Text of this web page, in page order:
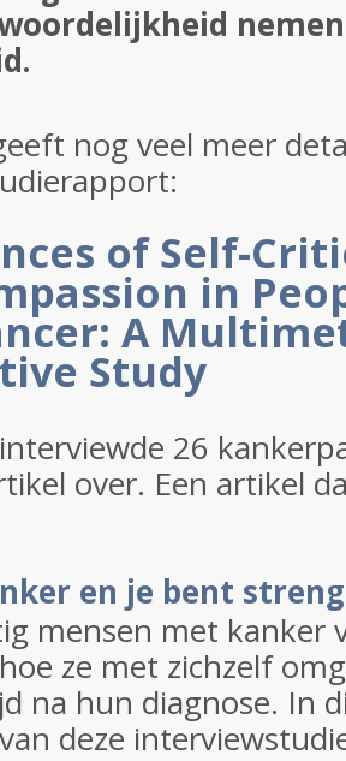
nog veel meer
of Self-
in
A
Study
26
over. Een artikel
en je bent
mensen met kanker
ze met zichzelf
na hun diagnose. In
deze